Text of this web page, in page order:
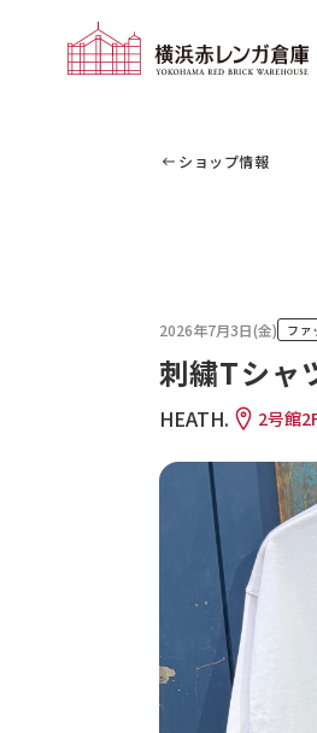
ショップ情報
2026年7月3日(金) ファ
刺繍Tシャ
HEATH. 2号館